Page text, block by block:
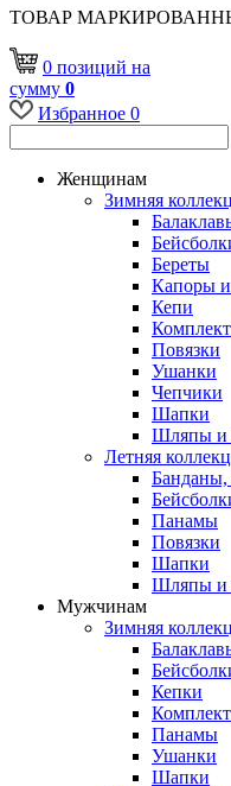
ТОВАР
0 позиций на
сумму 0
Избранное 0
Женщинам
Зимняя
Береты
Капоры
Кепи
Повязки
Ушанки
Чепчики
Шапки
Шляпы и
Летняя
Банданы,
Панамы
Повязки
Шапки
Шляпы и
Мужчинам
Зимняя
Кепки
Панамы
Ушанки
Шапки